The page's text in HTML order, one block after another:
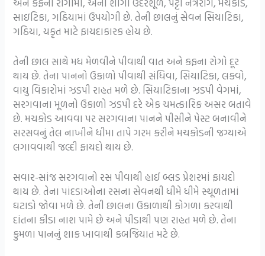
સાઇટિકા, ગઠિયામાં ઉપયોગી છે. તેની છાલનું સેવન સિયાટિકા,
ગઠિયા, યકૃત માટે ફાયદાકારક હોય છે.
તેની છાલ સાથે મધ મેળવીને પીવાથી વાત અને કફના રોગો દૂર
થાય છે. તેના પાનનો ઉકાળો પીવાથી સંધિવા, સિયાટિકા, લકવો,
વાયુ વિકારોમાં ઝડપી રાહત મળે છે. સિયાટિકાના ઝડપી વેગમાં,
સરગવાના મૂળનો ઉકાળો ઝડપી દરે એક ચમત્કારિક અસર બતાવે
છે. મચકોડ આવવા પર સરગવાના પાનને પીસીને પેસ્ટ બનાવીને
સરસવનું તેલ નાખીને ધીમા તાપે ગરમ કરીને મચકોડની જગ્યાએ
લગાવવાથી જલ્દી ફાયદો થાય છે.
સવાર-સાંજ સરગવાનો રસ પીવાથી હાઈ બ્લડ પ્રેશરમાં ફાયદો
થાય છે. તેના પાંદડાઓના રસના સેવનથી ધીમે ધીમે સ્થૂળતામાં
ઘટાડો જોવા મળે છે. તેની છાલના ઉકાળાથી કોગળા કરવાથી
દાંતના કીડા નાશ પામે છે અને પીડાથી પણ રાહત મળે છે. તેના
કુમળા પાનનું શાક ખાવાથી કબજિયાત મટે છે.